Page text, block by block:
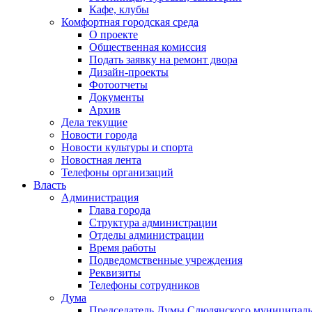
Кафе, клубы
Комфортная городская среда
О проекте
Общественная комиссия
Подать заявку на ремонт двора
Дизайн-проекты
Фотоотчеты
Документы
Архив
Дела текущие
Новости города
Новости культуры и спорта
Новостная лента
Телефоны организаций
Власть
Администрация
Глава города
Структура администрации
Отделы администрации
Время работы
Подведомственные учреждения
Реквизиты
Телефоны сотрудников
Дума